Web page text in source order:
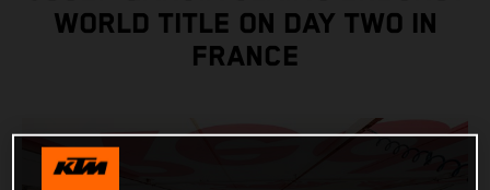
WORLD TITLE ON DAY TWO IN
FRANCE